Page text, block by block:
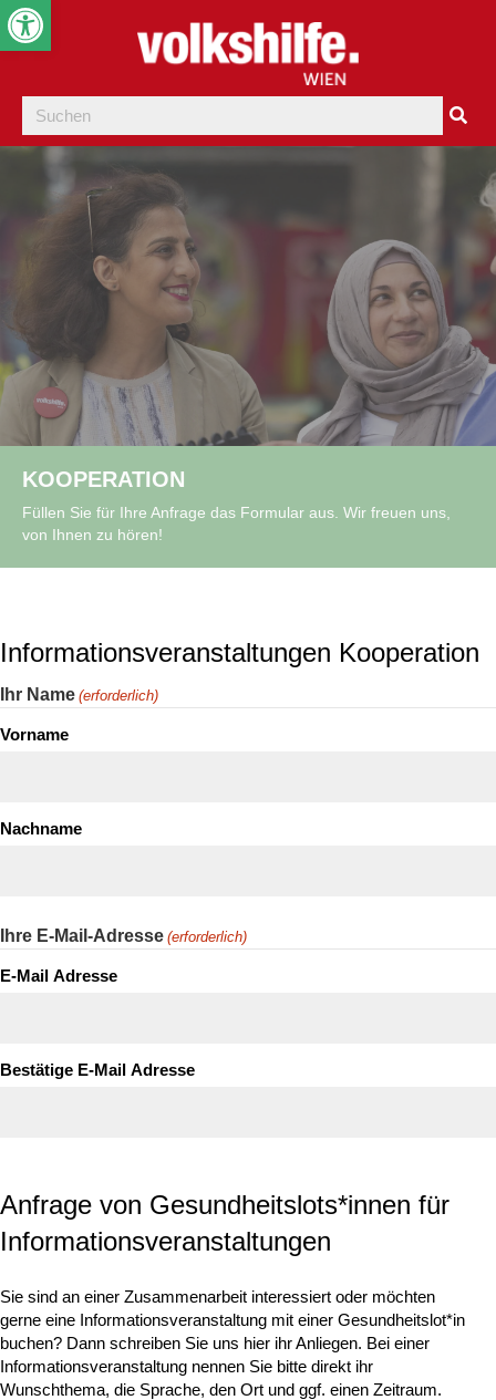
KOOPERATION
Füllen Sie für Ihre Anfrage das Formular aus. Wir freuen uns,
von Ihnen zu hören!
Informationsveranstaltungen Kooperation
Ihr Name (erforderlich)
Vorname
Nachname
Ihre E-Mail-Adresse (erforderlich)
E-Mail Adresse
Bestätige E-Mail Adresse
Anfrage von Gesundheitslots*innen für
Informationsveranstaltungen
Sie sind an einer Zusammenarbeit interessiert oder möchten
gerne eine Informationsveranstaltung mit einer Gesundheitslot*in
buchen? Dann schreiben Sie uns hier ihr Anliegen. Bei einer
Informationsveranstaltung nennen Sie bitte direkt ihr
Wunschthema, die Sprache, den Ort und ggf. einen Zeitraum.